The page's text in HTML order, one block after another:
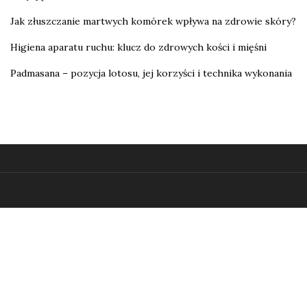
Jak złuszczanie martwych komórek wpływa na zdrowie skóry?
Higiena aparatu ruchu: klucz do zdrowych kości i mięśni
Padmasana – pozycja lotosu, jej korzyści i technika wykonania